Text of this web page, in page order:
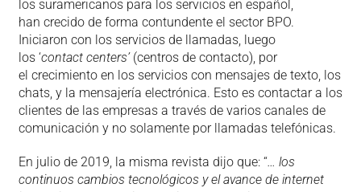
los suramericanos para los servicios en español,
han crecido de forma contundente el sector BPO.
Iniciaron con los servicios de llamadas, luego
los ‘contact centers’(centros de contacto), por
el crecimiento en los servicios con mensajes de texto, los
chats, y la mensajería electrónica. Esto es contactar a los
clientes de las empresas a través de varios canales de
comunicación y no solamente por llamadas telefónicas.
En julio de 2019, la misma revista dijo que: “… los
continuos cambios tecnológicos y el avance de internet